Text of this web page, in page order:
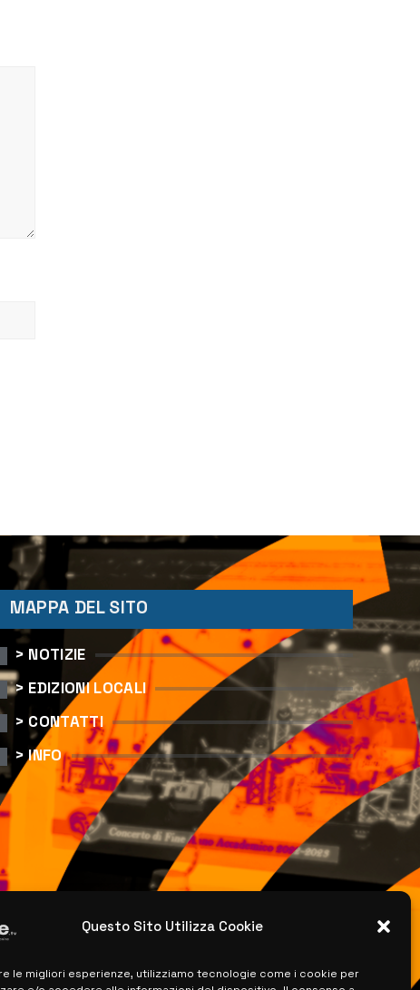
Questo Sito Utilizza Cookie
le migliori esperienze, utilizziamo tecnologie come i cookie per
MAPPA DEL SITO
> NOTIZIE
> EDIZIONI LOCALI
> CONTATTI
> INFO